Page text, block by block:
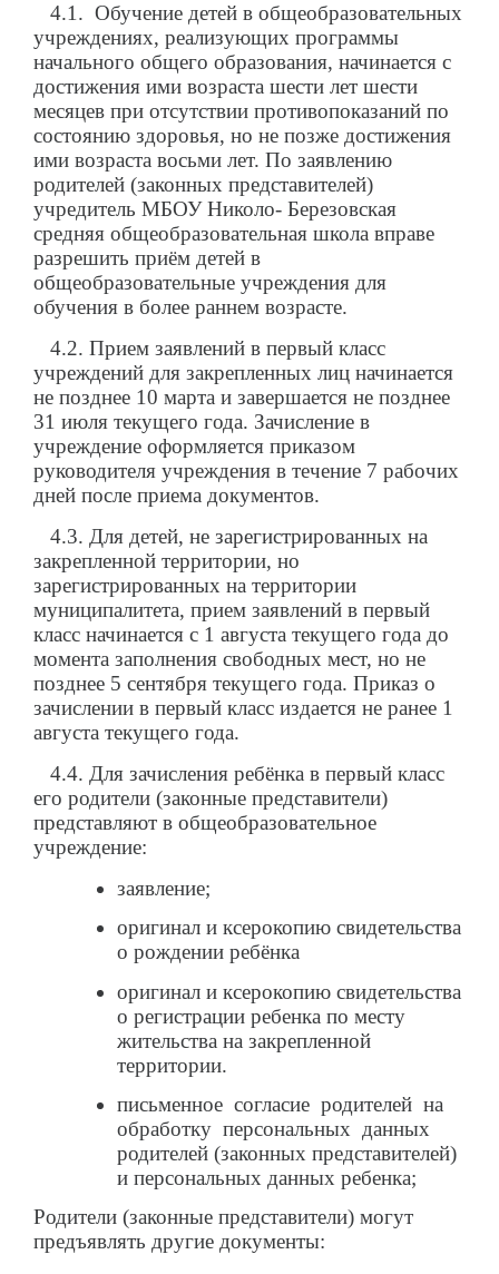
4.1. Обучение детей в общеобразовательных
учреждениях, реализующих программы
начального общего образования, начинается с
достижения ими возраста шести лет шести
месяцев при отсутствии противопоказаний по
состоянию здоровья, но не позже достижения
ими возраста восьми лет. По заявлению
родителей (законных представителей)
учредитель МБОУ Николо- Березовская
средняя общеобразовательная школа вправе
разрешить приём детей в
общеобразовательные учреждения для
обучения в более раннем возрасте.
4.2. Прием заявлений в первый класс
учреждений для закрепленных лиц начинается
не позднее 10 марта и завершается не позднее
31 июля текущего года. Зачисление в
учреждение оформляется приказом
руководителя учреждения в течение 7 рабочих
дней после приема документов.
4.3. Для детей, не зарегистрированных на
закрепленной территории, но
зарегистрированных на территории
муниципалитета, прием заявлений в первый
класс начинается с 1 августа текущего года до
момента заполнения свободных мест, но не
позднее 5 сентября текущего года. Приказ о
зачислении в первый класс издается не ранее 1
августа текущего года.
4.4. Для зачисления ребёнка в первый класс
его родители (законные представители)
представляют в общеобразовательное
учреждение:
заявление;
оригинал и ксерокопию свидетельства
о рождении ребёнка
оригинал и ксерокопию свидетельства
о регистрации ребенка по месту
жительства на закрепленной
территории.
письменное согласие родителей на
обработку персональных данных
родителей (законных представителей)
и персональных данных ребенка;
Родители (законные представители) могут
предъявлять другие документы: